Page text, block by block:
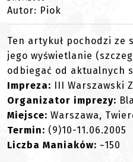
Autor: Piok
Ten artykuł pochodzi
jego wyświetlanie
odbiegać od aktualnych
Impreza: III Warszawski
Organizator imprezy:
Miejsce: Warszawa,
Termin: (9)10-11.06.2005
Liczba Maniaków: ~150